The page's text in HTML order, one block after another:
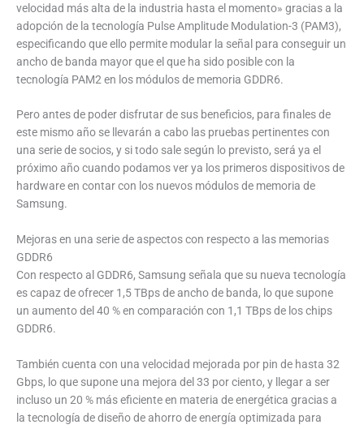
velocidad más alta de la industria hasta el momento» gracias a la
adopción de la tecnología Pulse Amplitude Modulation-3 (PAM3),
especificando que ello permite modular la señal para conseguir un
ancho de banda mayor que el que ha sido posible con la
tecnología PAM2 en los módulos de memoria GDDR6.
Pero antes de poder disfrutar de sus beneficios, para finales de
este mismo año se llevarán a cabo las pruebas pertinentes con
una serie de socios, y si todo sale según lo previsto, será ya el
próximo año cuando podamos ver ya los primeros dispositivos de
hardware en contar con los nuevos módulos de memoria de
Samsung.
Mejoras en una serie de aspectos con respecto a las memorias
GDDR6
Con respecto al GDDR6, Samsung señala que su nueva tecnología
es capaz de ofrecer 1,5 TBps de ancho de banda, lo que supone
un aumento del 40 % en comparación con 1,1 TBps de los chips
GDDR6.
También cuenta con una velocidad mejorada por pin de hasta 32
Gbps, lo que supone una mejora del 33 por ciento, y llegar a ser
incluso un 20 % más eficiente en materia de energética gracias a
la tecnología de diseño de ahorro de energía optimizada para